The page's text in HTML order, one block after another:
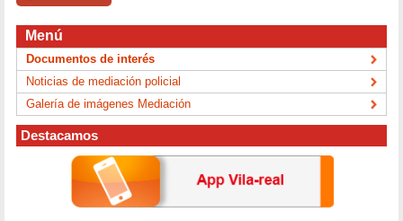
Menú
Documentos de interés
Noticias de mediación policial
Galería de imágenes Mediación
Destacamos